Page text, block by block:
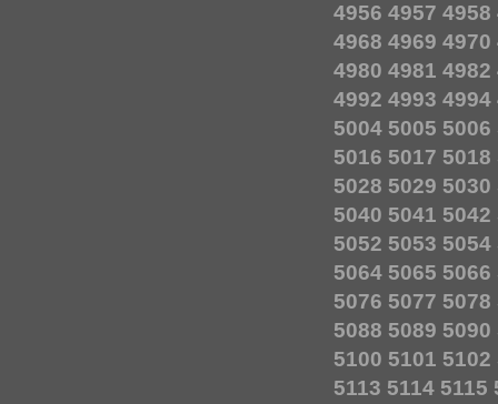
4956 4957 4958
4968 4969 4970
4980 4981 4982
4992 4993 4994
5004 5005 5006
5016 5017 5018
5028 5029 5030
5040 5041 5042
5052 5053 5054
5064 5065 5066
5076 5077 5078
5088 5089 5090
5100 5101 5102
5113 5114 5115